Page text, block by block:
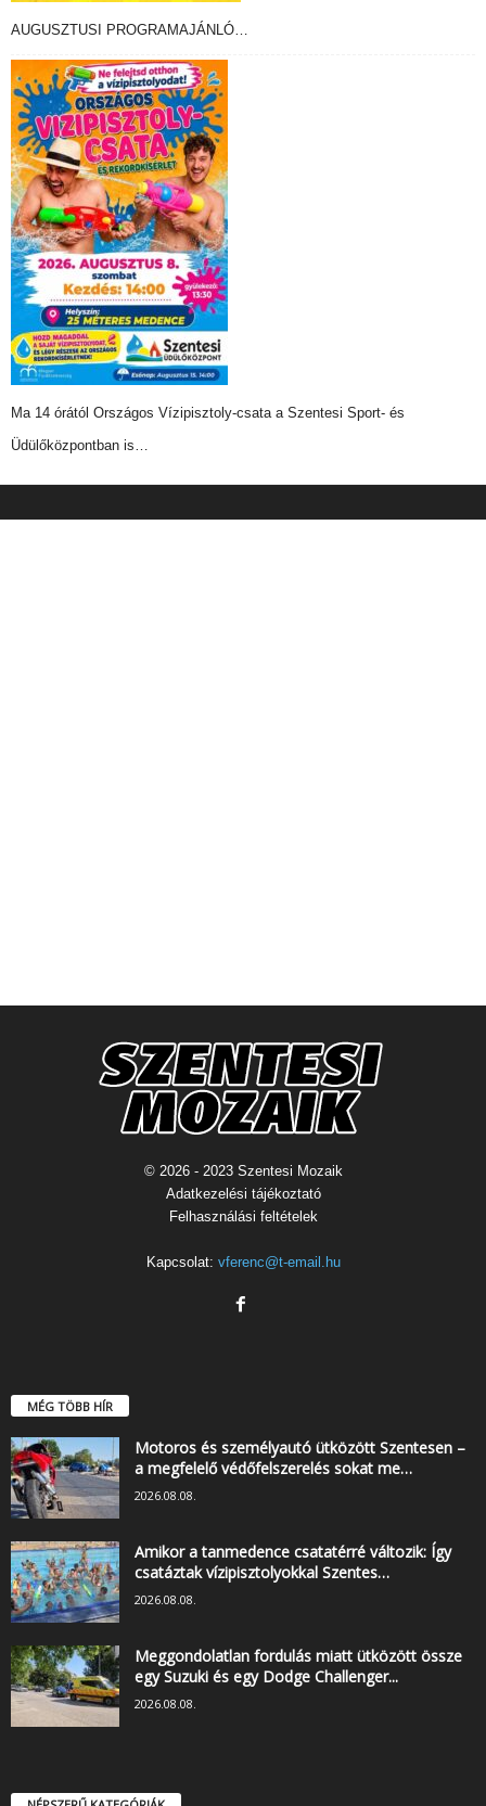
AUGUSZTUSI PROGRAMAJÁNLÓ…
Ma 14 órától Országos Vízipisztoly-csata a Szentesi Sport- és
Üdülőközpontban is…
© 2026 - 2023 Szentesi Mozaik
Adatkezelési tájékoztató
Felhasználási feltételek
Kapcsolat: vferenc@t-email.hu
MÉG TÖBB HÍR
Motoros és személyautó ütközött Szentesen –
a megfelelő védőfelszerelés sokat me…
2026.08.08.
Amikor a tanmedence csatatérré változik: Így
csatáztak vízipisztolyokkal Szentes…
2026.08.08.
Meggondolatlan fordulás miatt ütközött össze
egy Suzuki és egy Dodge Challenger...
2026.08.08.